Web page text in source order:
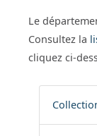
Le
Consultez la
cliquez ci-